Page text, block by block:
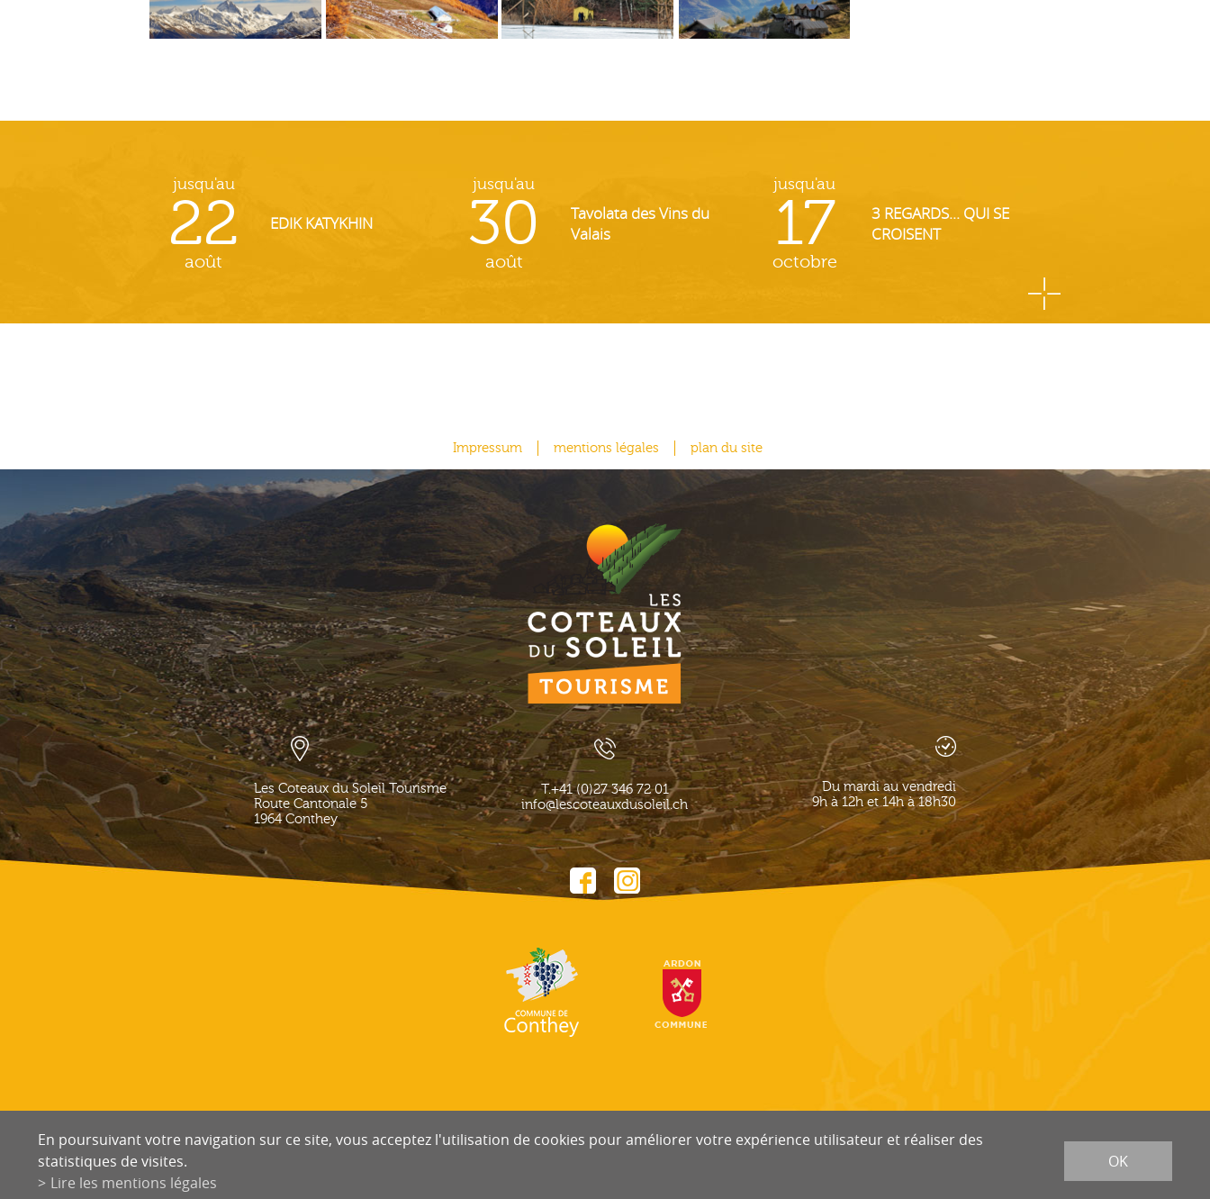
jusqu'au
22
août
EDIK KATYKHIN
jusqu'au
30
août
Tavolata des Vins du
Valais
jusqu'au
17
octobre
3 REGARDS... QUI SE
CROISENT
Impressum mentions légales plan du site
Les Coteaux du Soleil Tourisme
Route Cantonale 5
1964 Conthey
T.+41 (0)27 346 72 01
info@lescoteauxdusoleil.ch
Du mardi au vendredi
9h à 12h et 14h à 18h30
En poursuivant votre navigation sur ce site, vous acceptez l'utilisation de cookies pour améliorer votre expérience utilisateur et réaliser des
statistiques de visites.
Lire les mentions légales
OK